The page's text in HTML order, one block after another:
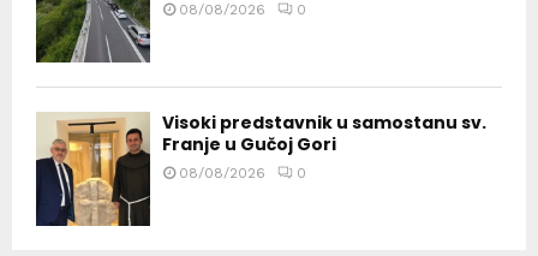
08/08/2026 0
Visoki predstavnik u samostanu sv.
Franje u Gučoj Gori
08/08/2026 0